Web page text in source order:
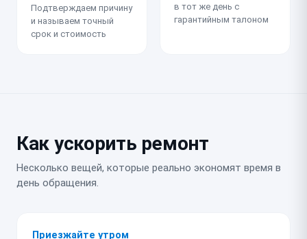
Подтверждаем причину
и называем точный
срок и стоимость
в тот же день с
гарантийным талоном
Как ускорить ремонт
Несколько вещей, которые реально экономят время в
день обращения.
Приезжайте утром